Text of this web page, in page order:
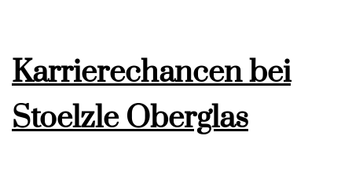
Karrierechancen bei
Stoelzle Oberglas